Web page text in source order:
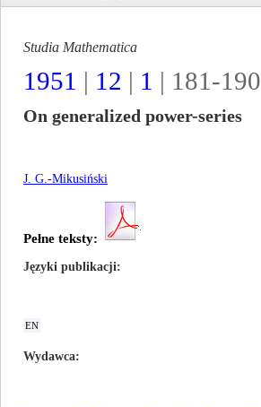
Studia Mathematica
1951 | 12 | 1 | 181-190
On generalized power-series
J. G.-Mikusiński
Pełne teksty:
Języki publikacji
EN
Wydawca